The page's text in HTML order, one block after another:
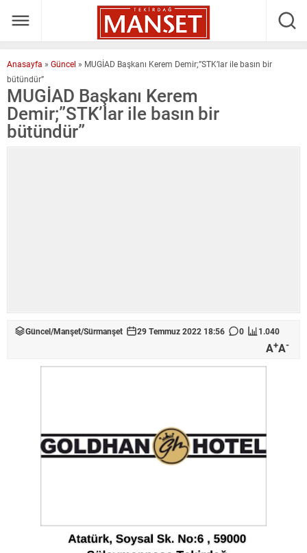
Anasayfa » Güncel » MUGİAD Başkanı Kerem Demir;”STK’lar ile basın bir
bütündür”
MUGİAD Başkanı Kerem
Demir;”STK’lar ile basın bir
bütündür”
Güncel/Manşet/Sürmanşet 29 Temmuz 2022 18:56 0 1.040
A+A-